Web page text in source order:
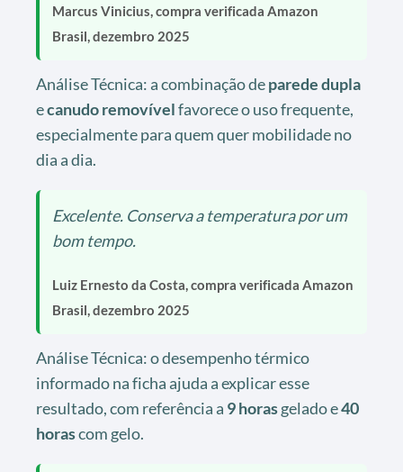
Marcus Vinicius, compra verificada Amazon
Brasil, dezembro 2025
Análise Técnica: a combinação deparede dupla
ecanudo removívelfavorece o uso frequente,
especialmente para quem quer mobilidade no
dia a dia.
Excelente. Conserva a temperatura por um
bom tempo.
Luiz Ernesto da Costa, compra verificada Amazon
Brasil, dezembro 2025
Análise Técnica: o desempenho térmico
informado na ficha ajuda a explicar esse
resultado, com referência a 9 horasgelado e40
horascom gelo.